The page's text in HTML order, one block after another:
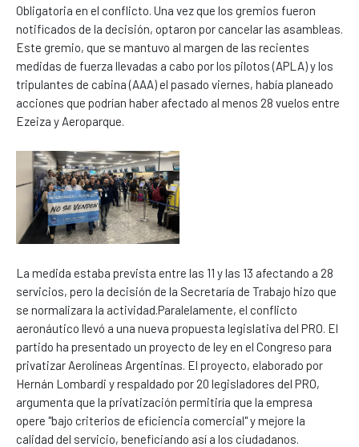
Obligatoria en el conflicto. Una vez que los gremios fueron
notificados de la decisión, optaron por cancelar las asambleas.
Este gremio, que se mantuvo al margen de las recientes
medidas de fuerza llevadas a cabo por los pilotos (APLA) y los
tripulantes de cabina (AAA) el pasado viernes, había planeado
acciones que podrían haber afectado al menos 28 vuelos entre
Ezeiza y Aeroparque.
La medida estaba prevista entre las 11 y las 13 afectando a 28
servicios, pero la decisión de la Secretaría de Trabajo hizo que
se normalizara la actividad.Paralelamente, el conflicto
aeronáutico llevó a una nueva propuesta legislativa del PRO. El
partido ha presentado un proyecto de ley en el Congreso para
privatizar Aerolíneas Argentinas. El proyecto, elaborado por
Hernán Lombardi y respaldado por 20 legisladores del PRO,
argumenta que la privatización permitiría que la empresa
opere "bajo criterios de eficiencia comercial" y mejore la
calidad del servicio, beneficiando así a los ciudadanos.